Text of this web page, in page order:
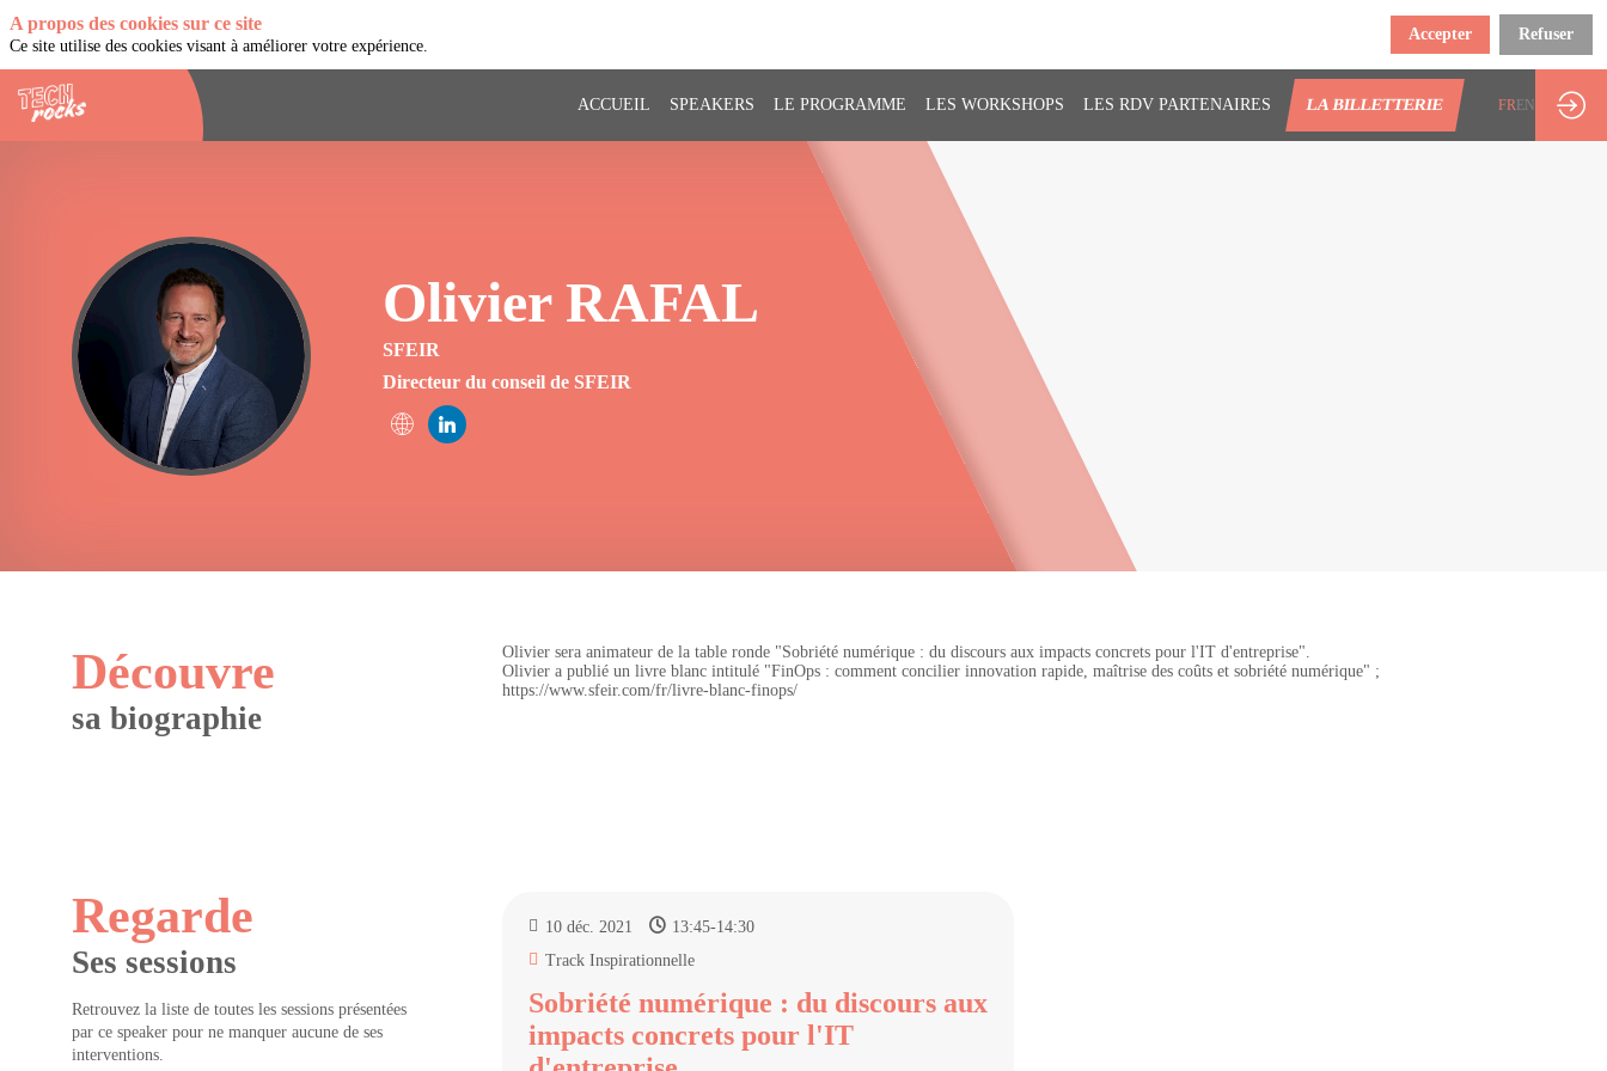
ACCUEIL SPEAKERS LE PROGRAMME LES WORKSHOPS LES RDV PARTENAIRES LA BILLETTERIE FREN
OR
Olivier RAFAL
SFEIR
Directeur du conseil de SFEIR
Découvre
sa biographie
Olivier sera animateur de la table ronde "Sobriété numérique : du discours aux impacts concrets pour l'IT d'entreprise".
Olivier a publié un livre blanc intitulé "FinOps : comment concilier innovation rapide, maîtrise des coûts et sobriété numérique" ;
https://www.sfeir.com/fr/livre-blanc-finops/
Regarde
Ses sessions
Retrouvez la liste de toutes les sessions présentées
par ce speaker pour ne manquer aucune de ses
interventions.
10 déc. 2021 13:45-14:30
Track Inspirationnelle
Sobriété numérique : du discours aux
impacts concrets pour l'IT
A propos des cookies sur ce site
Ce site utilise des cookies visant à améliorer votre expérience.
Accepter Refuser